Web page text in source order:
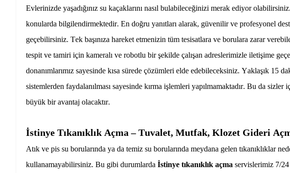
Evlerinizde yaşadığınız su kaçaklarını nasıl bulabileceğinizi merak ediyor olabilirsiniz.
konularda bilgilendirmektedir. En doğru yanıtları alarak, güvenilir ve profesyonel
geçebilirsiniz. Tek başınıza hareket etmenizin tüm tesisatlara ve borulara zarar
tespit ve tamiri için kameralı ve robotlu bir şekilde çalışan adreslerimizle iletişime
donanımlarımız sayesinde kısa sürede çözümleri elde edebileceksiniz. Yaklaşık 15
sistemlerden faydalanılması sayesinde kırma işlemleri yapılmamaktadır. Bu da
büyük bir avantaj olacaktır.
İstinye Tıkanıklık Açma – Tuvalet, Mutfak, Klozet Gideri
Atık ve pis su borularında ya da temiz su borularında meydana gelen tıkanıklıklar
kullanamayabilirsiniz. Bu gibi durumlarda İstinye tıkanıklık açma servislerimiz 7/